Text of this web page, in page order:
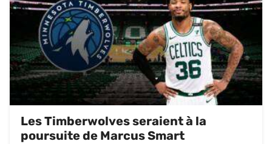
Les Timberwolves seraient à la
poursuite de Marcus Smart